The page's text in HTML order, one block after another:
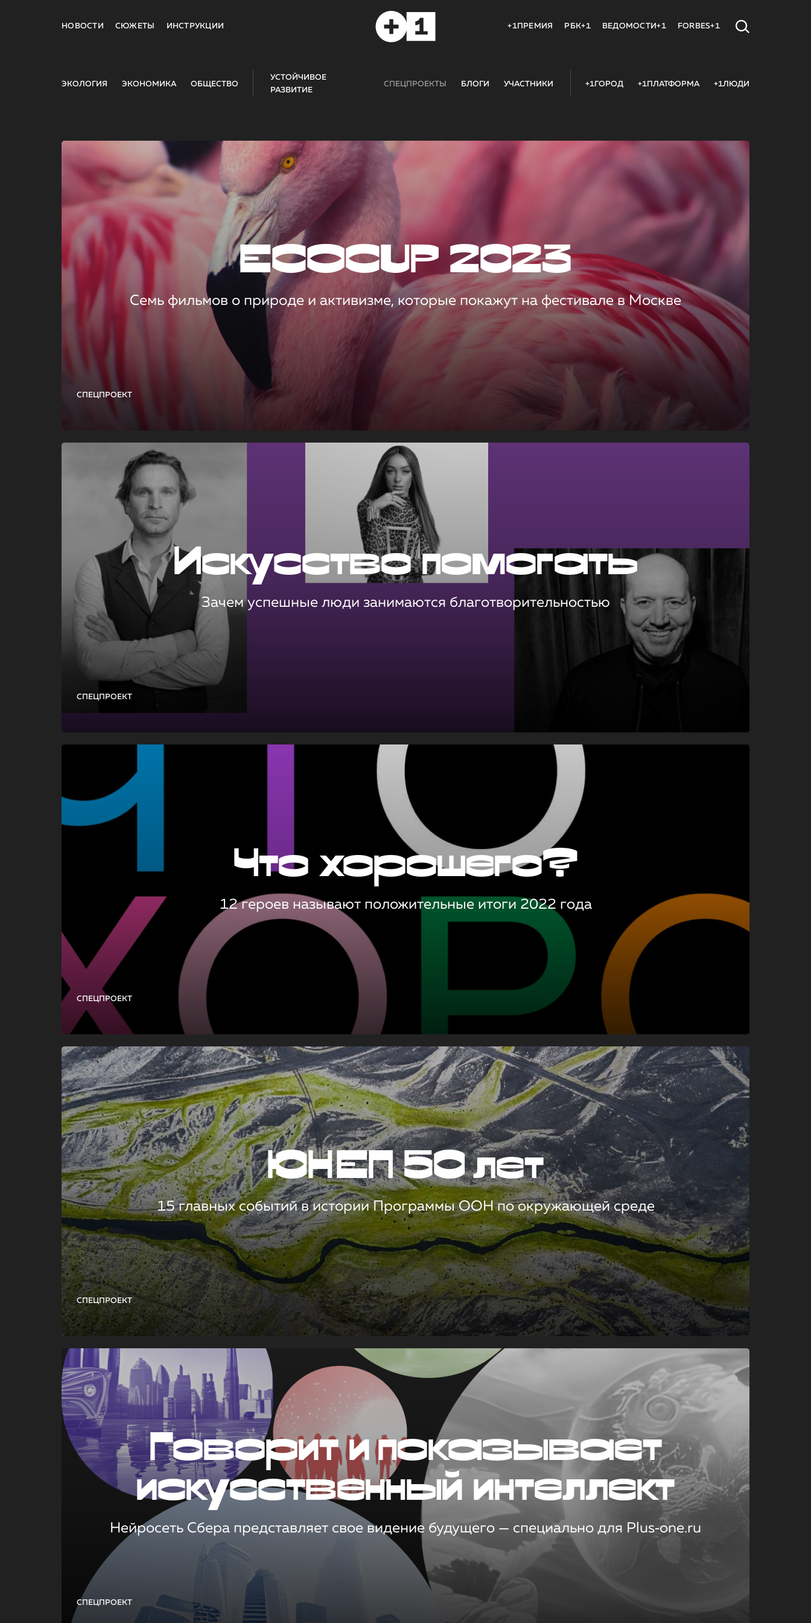
НОВОСТИ СЮЖЕТЫ ИНСТРУКЦИИ +1ПРЕМИЯ РБК+1 ВЕДОМОСТИ+1 FORBES+1
ЭКОЛОГИЯ ЭКОНОМИКА ОБЩЕСТВО
УСТОЙЧИВОЕ
РАЗВИТИЕ
СПЕЦПРОЕКТЫ БЛОГИ УЧАСТНИКИ +1ГОРОД +1ПЛАТФОРМА +1ЛЮДИ
СПЕЦПРОЕКТ
ECOCUP 2023
Семь фильмов о природе и активизме, которые покажут на фестивале в Москве
СПЕЦПРОЕКТ
Искусство помогать
Зачем успешные люди занимаются благотворительностью
СПЕЦПРОЕКТ
Что хорошего?
12 героев называют положительные итоги 2022 года
СПЕЦПРОЕКТ
ЮНЕП 50 лет
15 главных событий в истории Программы ООН по окружающей среде
СПЕЦПРОЕКТ
Говорит и показывает
искусственный интеллект
Нейросеть Сбера представляет свое видение будущего — специально для Plus‑one.ru